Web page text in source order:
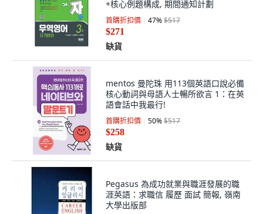
+核心例題構成, 期間通知計劃
首購折扣價 47%$517
$271
缺貨
mentos 曼陀珠 用113個英語口說必備
核心動詞與母語人士暢所欲言 1：在英
語會話中我最行!
首購折扣價 50%$517
$258
缺貨
Pegasus 為成功就業與職涯發展的職
涯英語：求職信 履歷 面試 簡報, 嶺南
大學出版部